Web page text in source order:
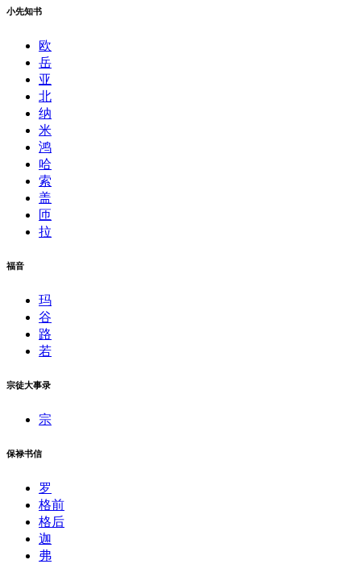
小先知书
欧
岳
亚
北
纳
米
鸿
哈
索
盖
匝
拉
福音
玛
谷
路
若
宗徒大事录
宗
保禄书信
罗
格前
格后
迦
弗